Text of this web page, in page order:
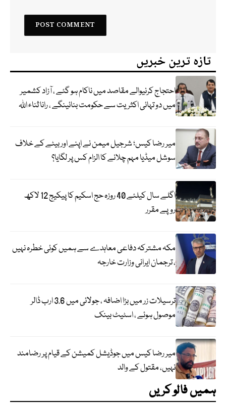
تازہ ترین خبریں
احتجاج کرنیوالے مقاصد میں ناکام ہو گئے ، آزاد کشمیر
میں دو تہائی اکثریت سے حکومت بنائینگے ، رانا ثناء اللہ
میر رضا کیس؛ شرجیل میمن نے اپنے اور بیٹے کے خلاف
سوشل میڈیا مہم چلانے کا الزام کس پر لگایا؟
اگلے سال کیلئے 40 روزہ حج اسکیم کا پیکیج 12 لاکھ
روپے مقرر
مکہ مشترکہ دفاعی معاہدے سے ہمیں کوئی خطرہ نہیں
، ترجمان ایرانی وزارت خارجہ
ترسیلات زر میں بڑا اضافہ ، جولائی میں 3.6 ارب ڈالر
موصول ہوئے ، اسٹیٹ بینک
میر رضا کیس میں جوڈیشل کمیشن کے قیام پر رضامند
نہیں، مقتول کے والد
ہمیں فالو کریں